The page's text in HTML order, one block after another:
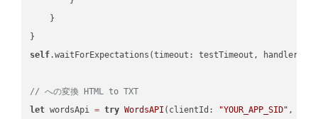
    }
self.waitForExpectations(timeout: testTimeout, handler:
// への変換 HTML to TXT
let wordsApi = try WordsAPI (clientId: "YOUR_APP_SID" ,